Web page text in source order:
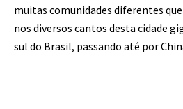
muitas comunidades diferentes
nos diversos cantos desta cidade
sul do Brasil, passando até por